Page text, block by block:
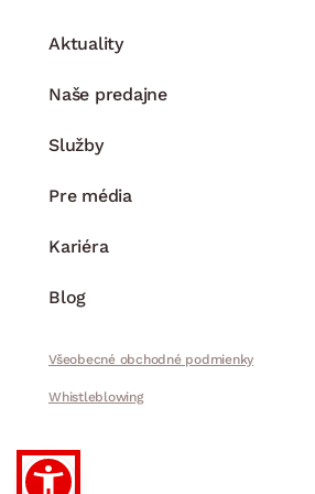
Aktuality
Naše predajne
Služby
Pre média
Kariéra
Blog
Všeobecné obchodné podmienky
Whistleblowing